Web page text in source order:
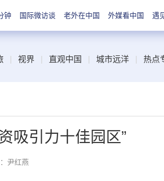
钟 国际微访谈 老外在中国 外媒看中国 遇
视界 直观中国 城市远洋 热点
吸引力十佳园区”
尹红燕